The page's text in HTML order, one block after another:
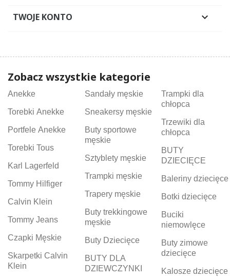
TWOJE KONTO 
Zobacz wszystkie kategorie
Anekke
Torebki Anekke
Portfele Anekke
Torebki Tous
Karl Lagerfeld
Tommy Hilfiger
Calvin Klein
Tommy Jeans
Czapki Męskie
Skarpetki Calvin
Klein
Sandały męskie
Sneakersy męskie
Buty sportowe
męskie
Sztyblety męskie
Trampki męskie
Trapery męskie
Buty trekkingowe
męskie
Buty Dziecięce
BUTY DLA
DZIEWCZYNKI
Trampki dla
chłopca
Trzewiki dla
chłopca
BUTY
DZIECIĘCE
Baleriny dziecięce
Botki dziecięce
Buciki
niemowlęce
Buty zimowe
dziecięce
Kalosze dziecięce